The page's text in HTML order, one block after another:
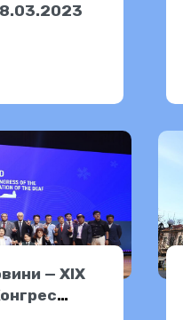
— XIX